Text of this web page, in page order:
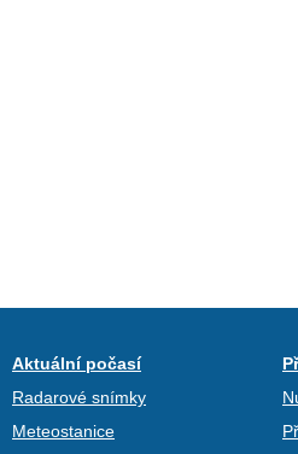
Aktuální počasí
Radarové snímky
Meteostanice